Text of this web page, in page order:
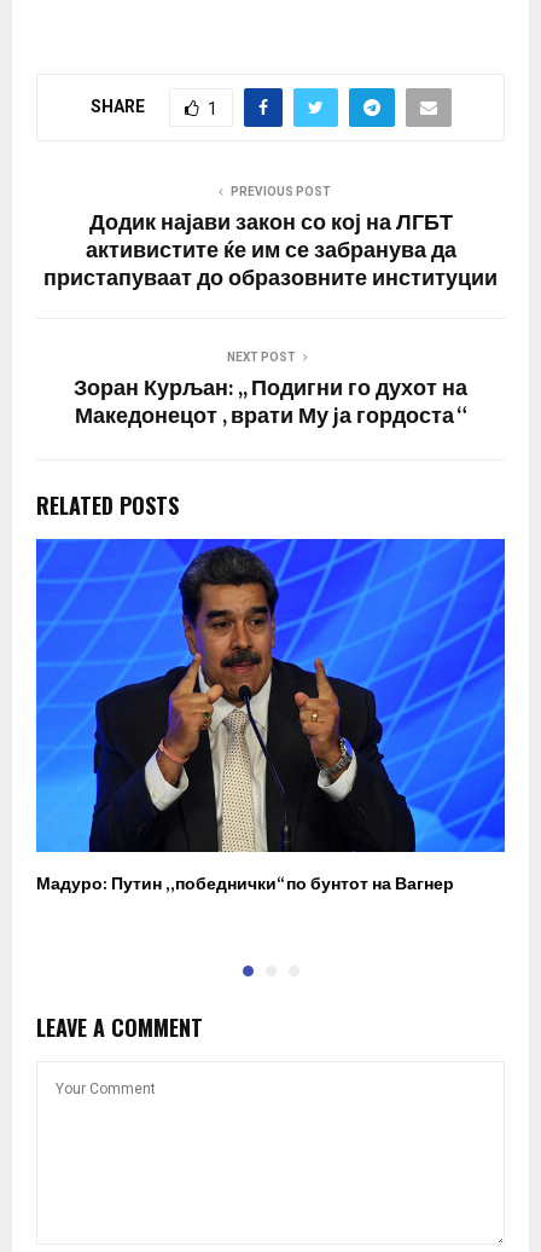
резултат на антируските
фокусиран на Америка“.
SHARE 1
PREVIOUS POST
Додик најави закон со кој на ЛГБТ
активистите ќе им се забранува да
пристапуваат до образовните институции
NEXT POST
Зоран Курљан: ,, Подигни го духот на
Македонецот , врати Му jа гордоста “
RELATED POSTS
Мадуро: Путин „победнички“ по бунтот на Вагнер
LEAVE A COMMENT